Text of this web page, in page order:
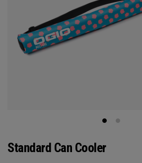
Standard Can Cooler